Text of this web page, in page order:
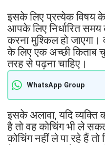
इसके लिए प्रत्येक विषय
आपके लिए निर्धारित
करना मुश्किल हो
के लिए एक अच्छी किताब
तरह से पढ़ना चाहिए।
WhatsApp Group
इसके अलावा, यदि व्यक्ति
है तो वह कोचिंग भी ले
कोचिंग नहीं ले पा रहे हैं